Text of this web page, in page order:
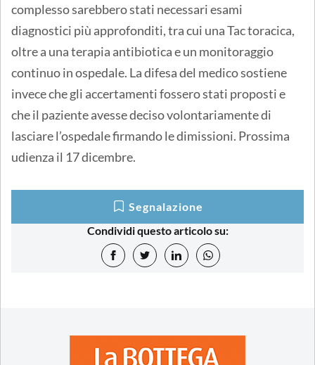
complesso sarebbero stati necessari esami
diagnostici più approfonditi, tra cui una Tac toracica,
oltre a una terapia antibiotica e un monitoraggio
continuo in ospedale. La difesa del medico sostiene
invece che gli accertamenti fossero stati proposti e
che il paziente avesse deciso volontariamente di
lasciare l’ospedale firmando le dimissioni. Prossima
udienza il 17 dicembre.
Segnalazione
Condividi questo articolo su: